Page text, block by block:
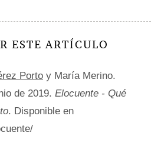
ESTE ARTÍCULO
Porto y María Merino.
de 2019. Elocuente - Qué
. Disponible en